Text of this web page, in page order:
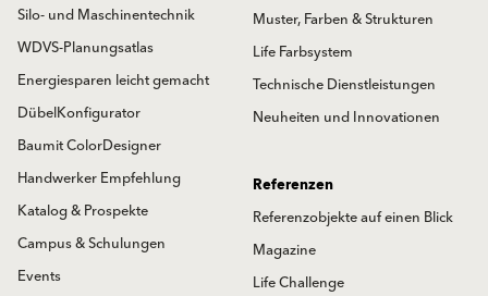
Silo- und Maschinentechnik
WDVS-Planungsatlas
Energiesparen leicht gemacht
DübelKonfigurator
Baumit ColorDesigner
Handwerker Empfehlung
Katalog & Prospekte
Campus & Schulungen
Events
Muster, Farben & Strukturen
Life Farbsystem
Technische Dienstleistungen
Neuheiten und Innovationen
Referenzen
Referenzobjekte auf einen Blick
Magazine
Life Challenge